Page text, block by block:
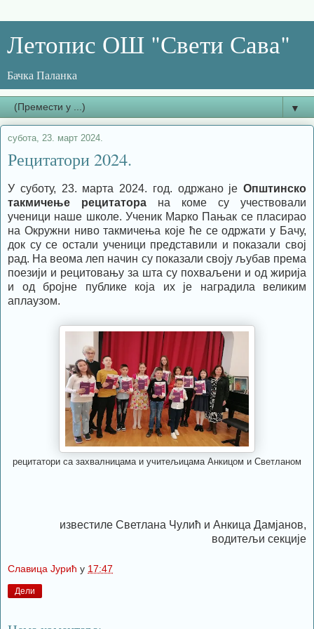
Летопис ОШ "Свети Сава"
Бачка Паланка
▼
субота, 23. март 2024.
Рецитатори 2024.
У суботу, 23. марта 2024. год. одржано је Општинско
такмичење рецитатора на коме су учествовали
ученици наше школе. Ученик Марко Пањак се пласирао
на Окружни ниво такмичења које ће се одржати у Бачу,
док су се остали ученици представили и показали свој
рад. На веома леп начин су показали своју љубав према
поезији и рецитовању за шта су похваљени и од жирија
и од бројне публике која их је наградила великим
аплаузом.
рецитатори са захвалницама и учитељицама Анкицом и Светланом
известиле Светлана Чулић и Анкица Дамјанов,
водитељи секције
Славица Јурић у 17:47
Дели